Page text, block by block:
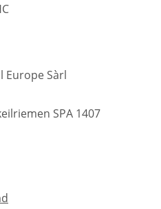
Europe Sàrl
SPA 1407